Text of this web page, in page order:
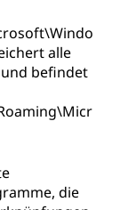
alle
befindet
die